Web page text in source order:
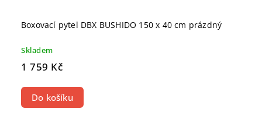
Boxovací pytel DBX BUSHIDO 150 x 40 cm prázdný
Skladem
1 759 Kč
Do košíku